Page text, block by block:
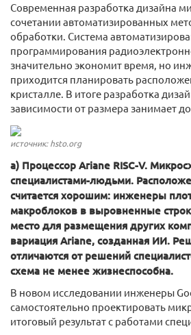
Современная разработка дизайна
сочетании автоматизированных
обработки. Система
программирования
значительно экономит время, но
приходится планировать
кристалле. В итоге разработка
зависимости от размера занимает
источник: hsto.org
а) Процессор Ariane RISC-V.
специалистами-людьми.
считается хорошим: инженеры
макроблоков в выровненные
место для размещения других
вариация Ariane, созданная ИИ.
отличаются от решений
схема не менее жизнеспособна.
В новом исследовании инженеры
самостоятельно проектировать
итоговый результат с работами